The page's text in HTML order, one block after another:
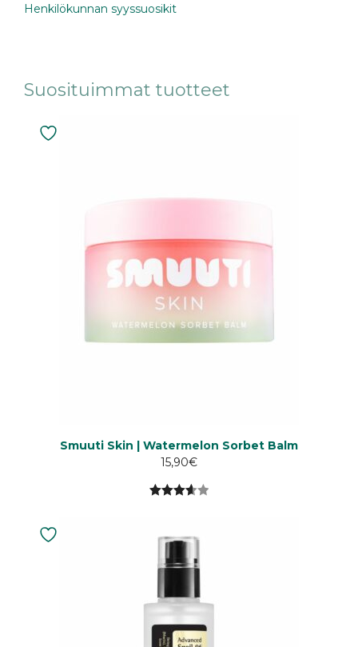
Henkilökunnan syyssuosikit
Suosituimmat tuotteet
Smuuti Skin | Watermelon Sorbet Balm
15,90€